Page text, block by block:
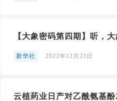
【大象密码第四期】听，
新华社 2022年12月23日
云植药业日产对乙酰氨基酚